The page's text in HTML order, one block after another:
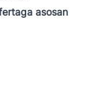
asosan